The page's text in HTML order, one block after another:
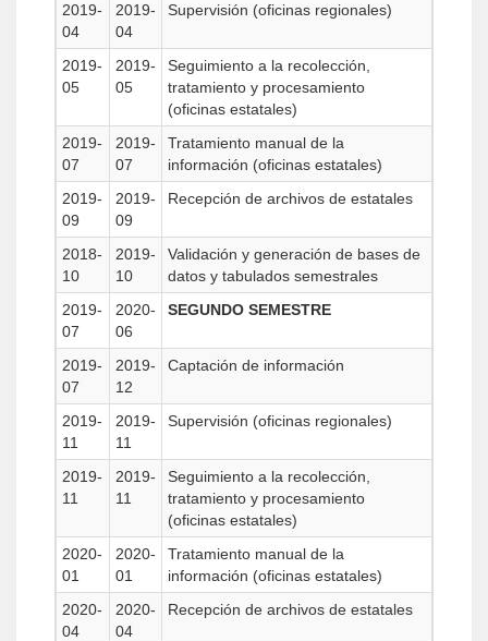
2019-
04
2019-
04
Supervisión (oficinas regionales)
2019-
05
2019-
05
Seguimiento a la recolección,
tratamiento y procesamiento
(oficinas estatales)
2019-
07
2019-
07
Tratamiento manual de la
información (oficinas estatales)
2019-
09
2019-
09
Recepción de archivos de estatales
2018-
10
2019-
10
Validación y generación de bases de
datos y tabulados semestrales
2019-
07
2020-
06
SEGUNDO SEMESTRE
2019-
07
2019-
12
Captación de información
2019-
11
2019-
11
Supervisión (oficinas regionales)
2019-
11
2019-
11
Seguimiento a la recolección,
tratamiento y procesamiento
(oficinas estatales)
2020-
01
2020-
01
Tratamiento manual de la
información (oficinas estatales)
2020-
04
2020-
04
Recepción de archivos de estatales